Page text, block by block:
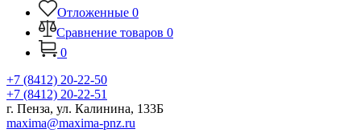
Отложенные 0
Сравнение товаров 0
0
+7 (8412) 20-22-50
+7 (8412) 20-22-51
г. Пенза, ул. Калинина, 133Б
maxima@maxima-pnz.ru